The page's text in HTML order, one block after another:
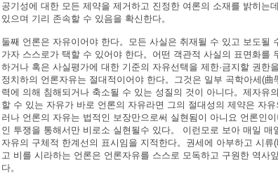
공기성에 대한 모든 제약을 제거하고 진정한 여론의 소재를 밝히는
있으며 기리 존속할 수 있음을 확신한다。
둘째 언론은 자유이어야 한다。모든 사실은 취재될 수 있고 보도될
가자 스스로가 택할 수 있어야 한다。어떤 객관적 사실의 표면화를
하거나 혹은 사실평가에 대한 기준의 자유선택을 제한·금지할 권한
정치하의 언론자유는 절대적이어야 한다。그것은 일부 곡학아세(
력에 의해 침해되거나 축소될 수 있는 성질의 것이 아니다。제자유
할 수 있는 자유가 바로 언론의 자유라면 그의 절대성의 제약은 자
러나 언론의 자유는 법적인 보장만으로써 실현됨이 아니요 언론인
인 투쟁을 통해서만 비로소 실현될수 있다。 이런모로 보아 매일
자유의 구체적 한계선의 표시임을 지적한다。권세에 아부하고 시
고 비를 시라하는 언론은 언론자유를 스스로 모독하고 구원한 역사
다。